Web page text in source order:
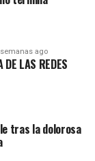
Metrobús
ago
LAS REDES
tras la dolorosa